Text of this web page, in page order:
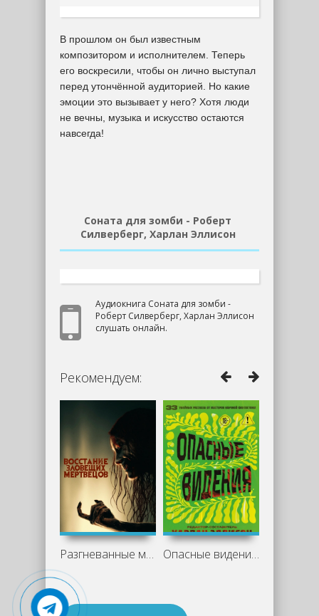
В прошлом он был известным
композитором и исполнителем. Теперь
его воскресили, чтобы он лично выступал
перед утончённой аудиторией. Но какие
эмоции это вызывает у него? Хотя люди
не вечны, музыка и искусство остаются
навсегда!
Соната для зомби - Роберт
Силверберг, Харлан Эллисон
Аудиокнига Соната для зомби -
Роберт Силверберг, Харлан Эллисон
слушать онлайн.
Рекомендуем:
Разгневанные мертвецы Опасные видения (Сборник)